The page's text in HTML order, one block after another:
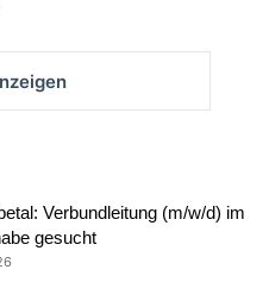
Verbundleitung (m/w/d) im
gesucht